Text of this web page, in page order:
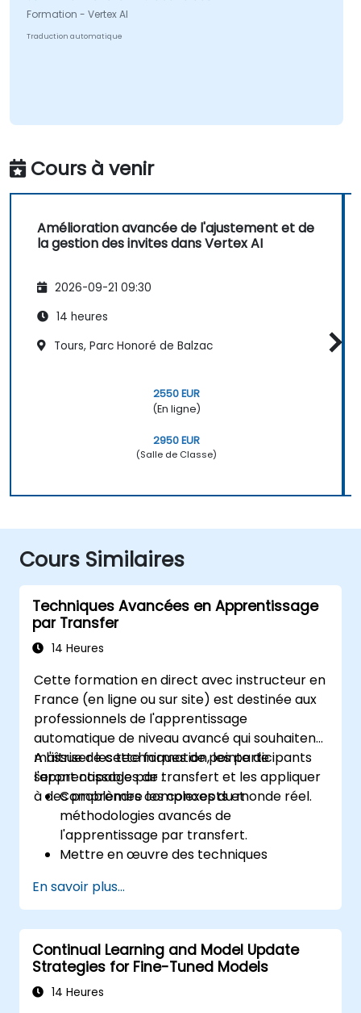
Formation - Vertex AI
Traduction automatique
Cours à venir
Amélioration avancée de l'ajustement et de
la gestion des invites dans Vertex AI
2026-09-21 09:30
14 heures
Tours, Parc Honoré de Balzac
2550 EUR
(En ligne)
2950 EUR
(Salle de Classe)
Cours Similaires
Techniques Avancées en Apprentissage
par Transfer
14 Heures
Cette formation en direct avec instructeur en
France (en ligne ou sur site) est destinée aux
professionnels de l'apprentissage
automatique de niveau avancé qui souhaitent
maîtriser les techniques de pointe de
l'apprentissage par transfert et les appliquer
à des problèmes complexes du monde réel.
A l'issue de cette formation, les participants
seront capables de :
Comprendre les concepts et
méthodologies avancés de
l'apprentissage par transfert.
Mettre en œuvre des techniques
pour les modèles pré-entraînés.
Appliquer l'apprentissage continu pour
gérer des tâches et des ensembles de
données en constante évolution.
Maîtriser le réglage fin multi-tâches pour
améliorer les performances des modèles
En savoir plus...
Continual Learning and Model Update
Strategies for Fine-Tuned Models
14 Heures